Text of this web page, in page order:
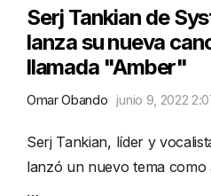
Serj Tankian de
lanza su nueva
llamada "Amber"
Omar Obando junio 9, 2022
Serj Tankian, líder y
lanzó un nuevo tema como
…